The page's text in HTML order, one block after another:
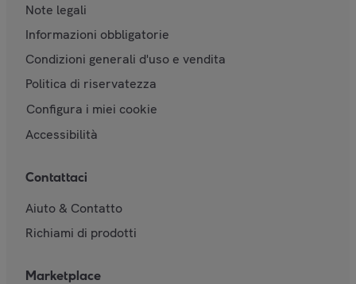
Note legali
Informazioni obbligatorie
Condizioni generali d'uso e vendita
Politica di riservatezza
Configura i miei cookie
Accessibilità
Contattaci
Aiuto & Contatto
Richiami di prodotti
Marketplace